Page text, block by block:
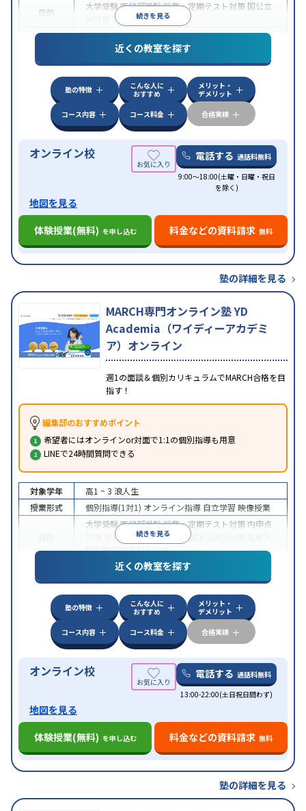
続きを見る
目的
大学受験医学部受験授業・定期テスト対策 国公立
英検(英語検定)対策
中高一貫校生に対応授業の振替可能オンライン対
自習室あり
近くの教室を探す
塾の特徴
こんな人に
おすすめ
メリット・
デメリット
コース内容
コース料金 合格実績
オンライン校 電話する 通話料無料
9:00～18:00(土曜・日曜・祝日
を除く)
地図を見る
体験授業(無料) を申し込む 料金などの資料請求 無料
塾の詳細を見る
MARCH専門オンライン塾 YD
Academia（ワイディーアカデミ
ア）オンライン
週1の面談＆個別カリキュラムでMARCH合格を目
指す！
編集部のおすすめポイント
希望者にはオンラインor対面で1:1の個別指導も用意
LINEで24時間質問できる
続きを見る
対象学年 高1 ~ 3 浪人生
授業形式
個別指導(1対1) オンライン指導 自立学習 映像授業
大学受験医学部受験授業・定期テスト対策 内申点
学習習慣の定着 総合型選抜(旧AO)対策
試対策学校別特化対策
特徴
中高一貫校生に対応授業の振替可能
学習にPC・タブレットを利用オンライン対応1
科目から受講可能
近くの教室を探す
塾の特徴
こんな人に
おすすめ
メリット・
デメリット
コース内容
コース料金 合格実績
オンライン校 電話する 通話料無料
13:00-22:00(土日祝日問わず)
地図を見る
体験授業(無料) を申し込む 料金などの資料請求 無料
塾の詳細を見る